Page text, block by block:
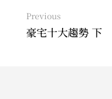
Previous
豪宅十大趨勢 下